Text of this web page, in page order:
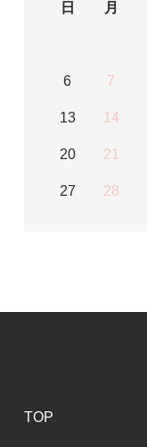
日
月
6 7
13 14
20 21
27 28
TOP